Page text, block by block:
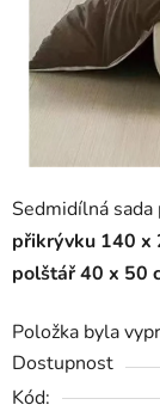
Sedmidílná
přikrývku 140 x
polštář 40 x 50
Položka byla
Dostupnost
Kód: